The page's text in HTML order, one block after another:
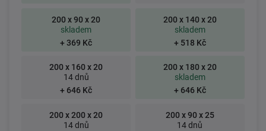
200 x 90 x 20
skladem
+ 369 Kč
200 x 140 x 20
skladem
+ 518 Kč
200 x 160 x 20
14 dnů
+ 646 Kč
200 x 180 x 20
skladem
+ 646 Kč
200 x 200 x 20
14 dnů
200 x 90 x 25
14 dnů